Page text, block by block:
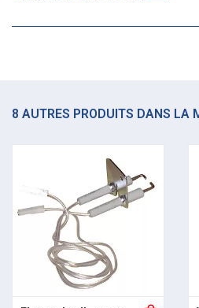
8 AUTRES PRODUITS DANS LA